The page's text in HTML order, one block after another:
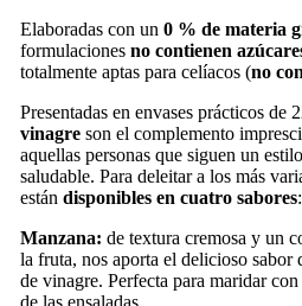
Elaboradas con un 0 % de materia
formulaciones no contienen
totalmente aptas para celíacos (no
Presentadas en envases prácticos de
vinagreson el complemento
aquellas personas que siguen un
saludable. Para deleitar a los más
están disponibles en cuatro sabores:
Manzana: de textura cremosa y un
la fruta, nos aporta el delicioso sabor
de vinagre. Perfecta para maridar
de las ensaladas.